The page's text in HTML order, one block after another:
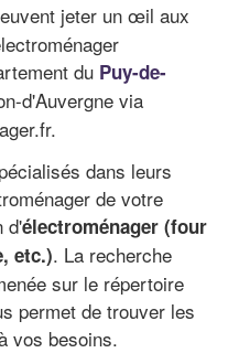
jeter un œil aux
du Puy-de-
d'Auvergne via
dans leurs
de votre
d'électroménager (four
etc.). La recherche
sur le répertoire
permet de trouver les
vos besoins.